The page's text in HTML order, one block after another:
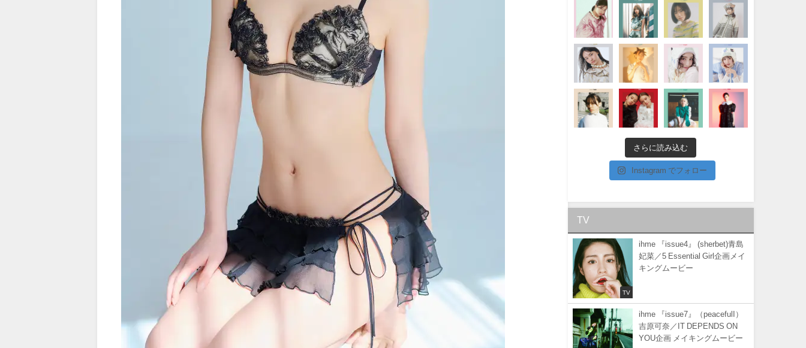
さらに読み込む
Instagram でフォロー
TV
TV
ihme 『issue4』 (sherbet)青島
妃菜／5 Essential Girl企画メイ
キングムービー
ihme 『issue7』（peacefulI）
吉原可奈／IT DEPENDS ON
YOU企画 メイキングムービー